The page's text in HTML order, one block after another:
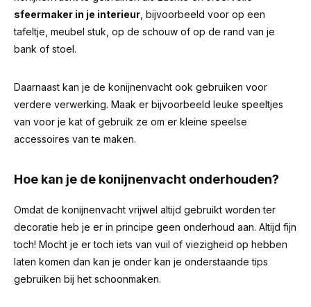
sfeermaker in je interieur , bijvoorbeeld voor op een
tafeltje, meubel stuk, op de schouw of op de rand van je
bank of stoel.
Daarnaast kan je de konijnenvacht ook gebruiken voor
verdere verwerking. Maak er bijvoorbeeld leuke speeltjes
van voor je kat of gebruik ze om er kleine speelse
accessoires van te maken.
Hoe kan je de konijnenvacht onderhouden?
Omdat de konijnenvacht vrijwel altijd gebruikt worden ter
decoratie heb je er in principe geen onderhoud aan. Altijd fijn
toch! Mocht je er toch iets van vuil of viezigheid op hebben
laten komen dan kan je onder kan je onderstaande tips
gebruiken bij het schoonmaken.